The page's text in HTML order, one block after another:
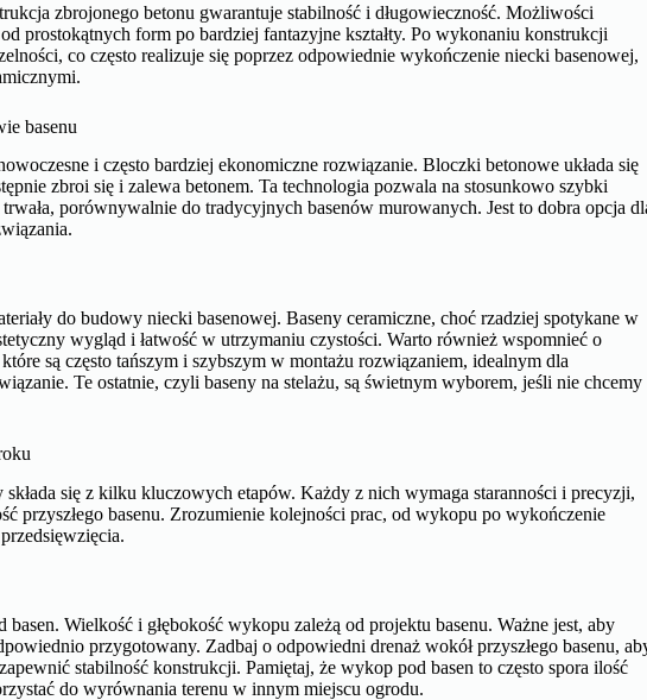
zbrojonego betonu gwarantuje stabilność i długowieczność. Możliwości
prostokątnych form po bardziej fantazyjne kształty. Po wykonaniu konstrukcji
co często realizuje się poprzez odpowiednie wykończenie niecki basenowej,
basenu
i często bardziej ekonomiczne rozwiązanie. Bloczki betonowe układa się
zbroi się i zalewa betonem. Ta technologia pozwala na stosunkowo szybki
porównywalnie do tradycyjnych basenów murowanych. Jest to dobra opcja
do budowy niecki basenowej. Baseny ceramiczne, choć rzadziej spotykane w
wygląd i łatwość w utrzymaniu czystości. Warto również wspomnieć o
są często tańszym i szybszym w montażu rozwiązaniem, idealnym dla
Te ostatnie, czyli baseny na stelażu, są świetnym wyborem, jeśli nie chcemy
się z kilku kluczowych etapów. Każdy z nich wymaga staranności i precyzji,
przyszłego basenu. Zrozumienie kolejności prac, od wykopu po wykończenie
Wielkość i głębokość wykopu zależą od projektu basenu. Ważne jest, aby
przygotowany. Zadbaj o odpowiedni drenaż wokół przyszłego basenu,
stabilność konstrukcji. Pamiętaj, że wykop pod basen to często spora ilość
do wyrównania terenu w innym miejscu ogrodu.